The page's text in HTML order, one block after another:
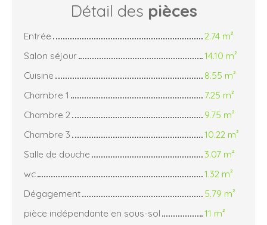
Détail des pièces
Entrée
2.74 m²
Salon séjour
14.10 m²
Cuisine
8.55 m²
Chambre 1
7.25 m²
Chambre 2
9.75 m²
Chambre 3
10.22 m²
Salle de douche
3.07 m²
wc
1.32 m²
Dégagement
5.79 m²
pièce indépendante en sous-sol
11 m²